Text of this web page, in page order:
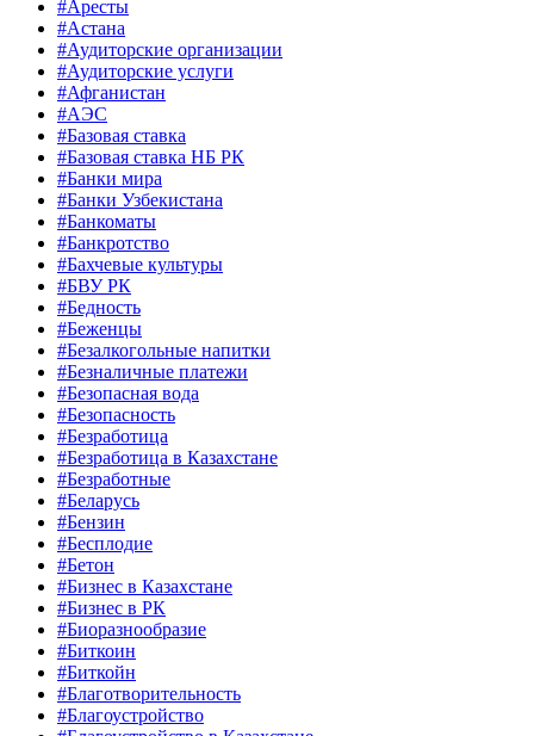
#Аресты
#Астана
#Аудиторские организации
#Аудиторские услуги
#Афганистан
#АЭС
#Базовая ставка
#Базовая ставка НБ РК
#Банки мира
#Банки Узбекистана
#Банкоматы
#Банкротство
#Бахчевые культуры
#БВУ РК
#Бедность
#Беженцы
#Безалкогольные напитки
#Безналичные платежи
#Безопасная вода
#Безопасность
#Безработица
#Безработица в Казахстане
#Безработные
#Беларусь
#Бензин
#Бесплодие
#Бетон
#Бизнес в Казахстане
#Бизнес в РК
#Биоразнообразие
#Биткоин
#Биткойн
#Благотворительность
#Благоустройство